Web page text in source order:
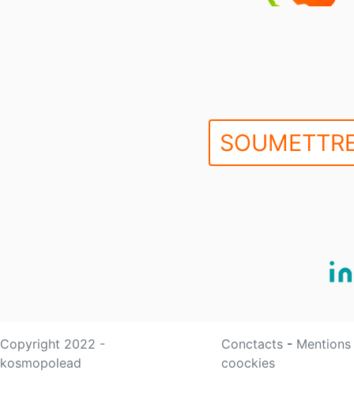
Copyright 2022 -
kosmopolead
Conctacts -
coockies